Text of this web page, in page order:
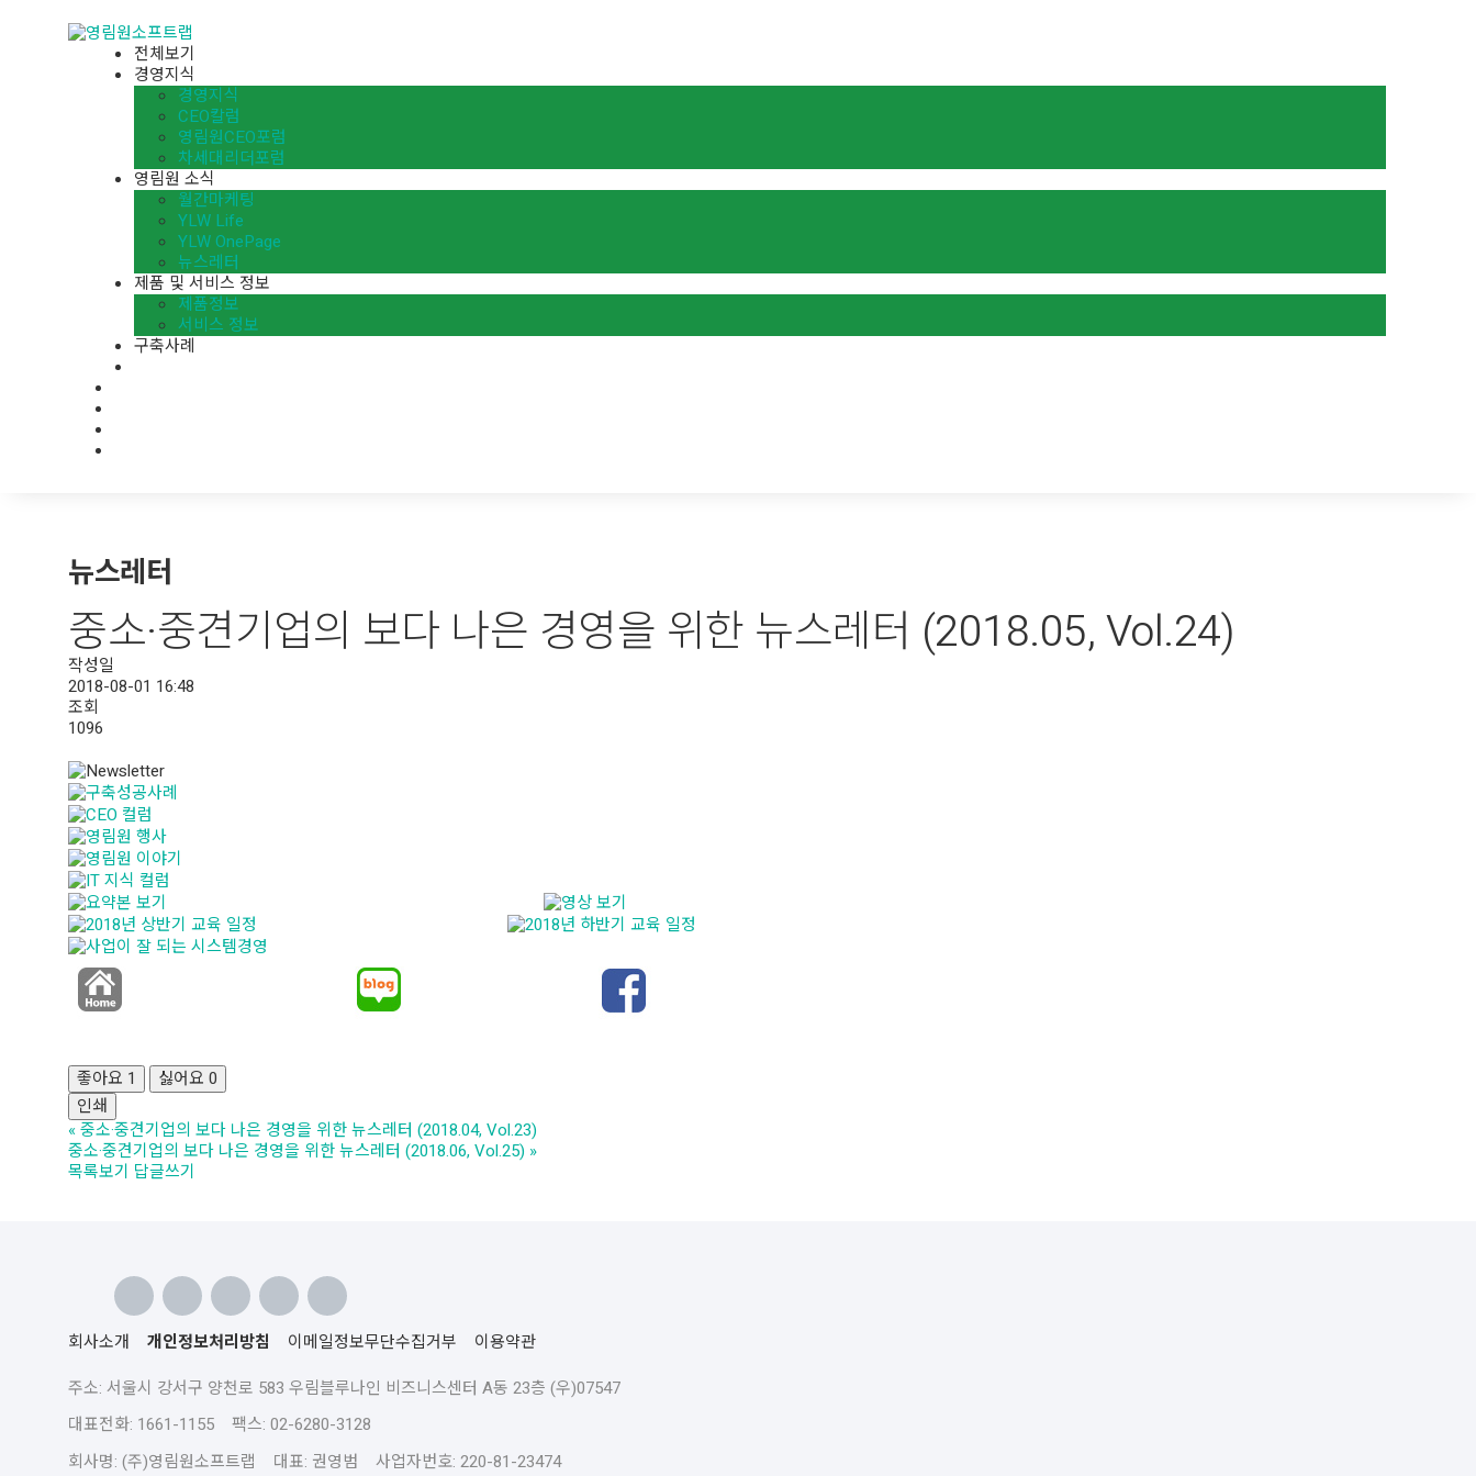
전체보기
경영지식
경영지식
CEO칼럼
영림원CEO포럼
차세대리더포럼
영림원 소식
월간마케팅
YLW Life
YLW OnePage
뉴스레터
제품 및 서비스 정보
제품정보
서비스 정보
구축사례
뉴스레터
중소·중견기업의 보다 나은 경영을 위한 뉴스레터 (2018.05, Vol.24)
작성일
2018-08-01 16:48
조회
1096
좋아요 1 싫어요 0
인쇄
«중소·중견기업의 보다 나은 경영을 위한 뉴스레터 (2018.04, Vol.23)
중소·중견기업의 보다 나은 경영을 위한 뉴스레터 (2018.06, Vol.25) »
목록보기 답글쓰기
회사소개 개인정보처리방침 이메일정보무단수집거부
이용약관
주소: 서울시 강서구 양천로 583 우림블루나인 비즈니스센터 A동 23층 (우)07547
대표전화: 1661-1155 팩스: 02-6280-3128
회사명: (주)영림원소프트랩 대표: 권영범 사업자번호: 220-81-23474